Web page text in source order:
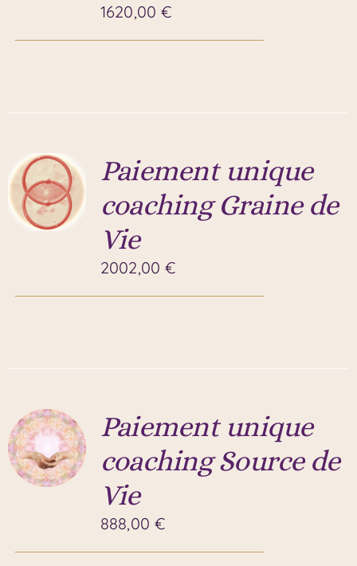
1620,00 €
Paiement unique
coaching Graine de
Vie
2002,00 €
Paiement unique
coaching Source de
Vie
888,00 €